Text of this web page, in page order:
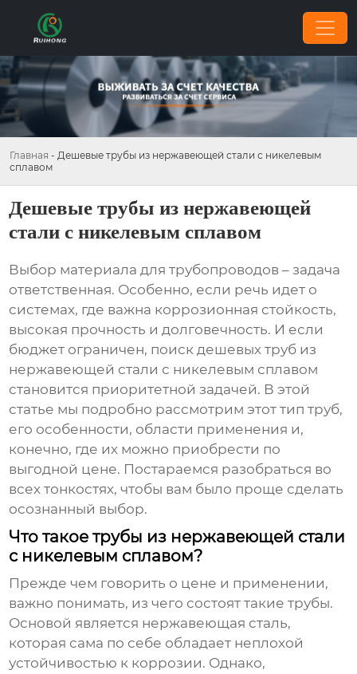
Главная - Дешевые трубы из нержавеющей стали с никелевым
сплавом
Дешевые трубы из нержавеющей
стали с никелевым сплавом
Выбор материала для трубопроводов – задача
ответственная. Особенно, если речь идет о
системах, где важна коррозионная стойкость,
высокая прочность и долговечность. И если
бюджет ограничен, поискдешевых труб из
нержавеющей стали с никелевым сплавом
становится приоритетной задачей. В этой
статье мы подробно рассмотрим этот тип труб,
его особенности, области применения и,
конечно, где их можно приобрести по
выгодной цене. Постараемся разобраться во
всех тонкостях, чтобы вам было проще сделать
осознанный выбор.
Что такое трубы из нержавеющей стали
с никелевым сплавом?
Прежде чем говорить о цене и применении,
важно понимать, из чего состоят такие трубы.
Основой является нержавеющая сталь,
которая сама по себе обладает неплохой
устойчивостью к коррозии. Однако,